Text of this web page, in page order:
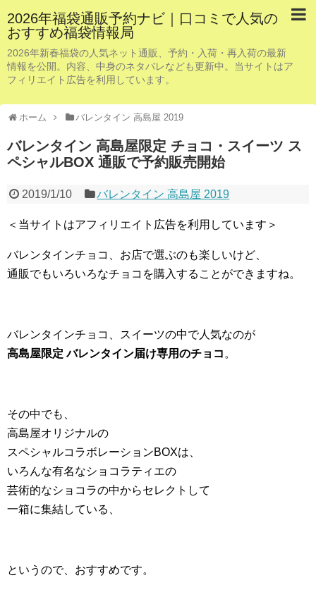
2026年福袋通販予約ナビ｜口コミで人気の
おすすめ福袋情報局
2026年新春福袋の人気ネット通販、予約・入荷・再入荷の最新
情報を公開。内容、中身のネタバレなども更新中。当サイトはア
フィリエイト広告を利用しています。
ホーム バレンタイン 高島屋 2019
バレンタイン 高島屋限定 チョコ・スイーツ ス
ペシャルBOX 通販で予約販売開始
2019/1/10 バレンタイン 高島屋 2019
＜当サイトはアフィリエイト広告を利用しています＞
バレンタインチョコ、お店で選ぶのも楽しいけど、
通販でもいろいろなチョコを購入することができますね。
バレンタインチョコ、スイーツの中で人気なのが
高島屋限定 バレンタイン届け専用のチョコ 。
その中でも、
高島屋オリジナルの
スペシャルコラボレーションBOXは、
いろんな有名なショコラティエの
芸術的なショコラの中からセレクトして
一箱に集結している、
というので、おすすめです。